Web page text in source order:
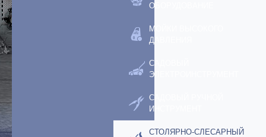
ОБОРУДОВАНИЕ
МОЙКИ ВЫСОКОГО
ДАВЛЕНИЯ
САДОВЫЙ
ЭЛЕКТРОИНСТРУМЕНТ
САДОВЫЙ РУЧНОЙ
ИНСТРУМЕНТ
СТОЛЯРНО-СЛЕСАРНЫЙ